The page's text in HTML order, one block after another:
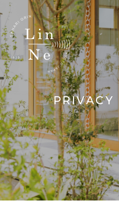
PRIVACY